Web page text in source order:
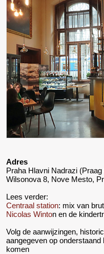
Adres
Praha Hlavni Nadrazi
Wilsonova 8, Nove Mesto,
Lees verder:
Centraal station: mix van
Nicolas Winton en de
Volg de aanwijzingen,
aangegeven op
komen